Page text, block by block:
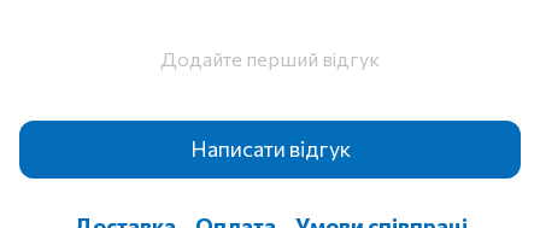
Додайте перший відгук
Написати відгук